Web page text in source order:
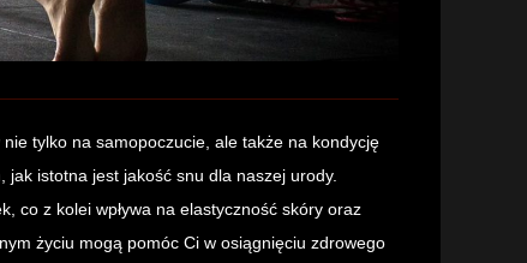
tylko na samopoczucie, ale także na kondycję
istotna jest jakość snu dla naszej urody.
co z kolei wpływa na elastyczność skóry oraz
życiu mogą pomóc Ci w osiągnięciu zdrowego